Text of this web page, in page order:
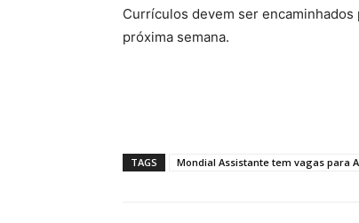
Currículos devem ser encaminhados
próxima semana.
TAGS Mondial Assistante tem vagas para